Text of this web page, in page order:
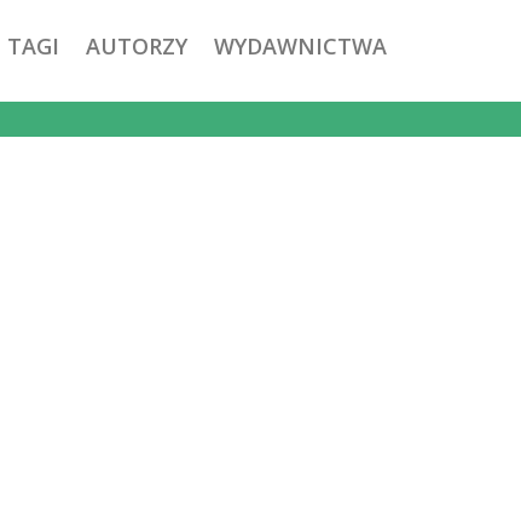
TAGI AUTORZY WYDAWNICTWA